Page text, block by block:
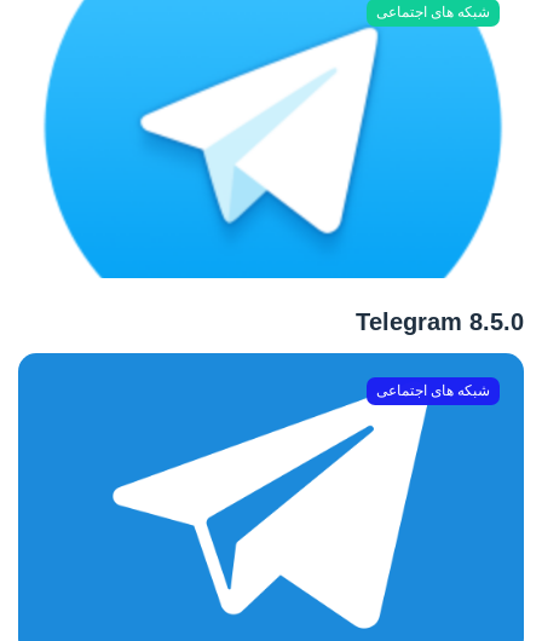
شبکه های اجتماعی
Telegram 8.5.0
شبکه های اجتماعی